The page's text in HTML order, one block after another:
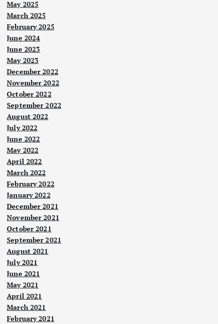
May 2025
March 2025
February 2025
June 2024
June 2023
May 2023
December 2022
November 2022
October 2022
September 2022
August 2022
July 2022
June 2022
May 2022
April 2022
March 2022
February 2022
January 2022
December 2021
November 2021
October 2021
September 2021
August 2021
July 2021
June 2021
May 2021
April 2021
March 2021
February 2021